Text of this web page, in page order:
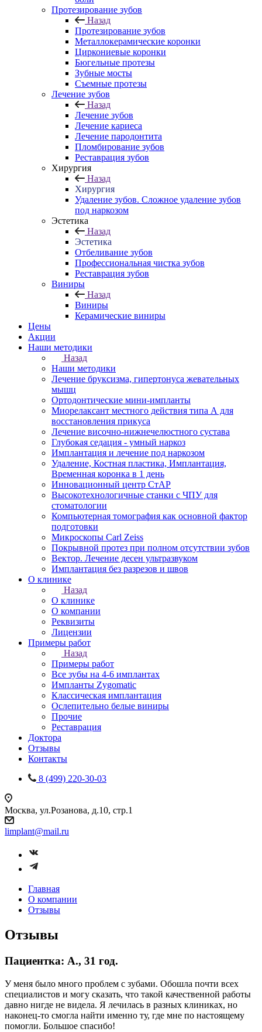
Протезирование зубов
Назад
Протезирование зубов
Металлокерамические коронки
Циркониевые коронки
Бюгельные протезы
Зубные мосты
Съемные протезы
Лечение зубов
Назад
Лечение зубов
Лечение кариеса
Лечение пародонтита
Пломбирование зубов
Реставрация зубов
Хирургия
Назад
Хирургия
Удаление зубов. Сложное удаление зубов
под наркозом
Эстетика
Назад
Эстетика
Отбеливание зубов
Профессиональная чистка зубов
Реставрация зубов
Виниры
Назад
Виниры
Керамические виниры
Цены
Акции
Наши методики
Назад
Наши методики
Лечение бруксизма, гипертонуса жевательных
мышц
Ортодонтические мини-импланты
Миорелаксант местного действия типа А для
восстановления прикуса
Лечение височно-нижнечелюстного сустава
Глубокая седация - умный наркоз
Имплантация и лечение под наркозом
Удаление, Костная пластика, Имплантация,
Временная коронка в 1 день
Инновационный центр СтАР
Высокотехнологичные станки с ЧПУ для
стоматологии
Компьютерная томография как основной фактор
подготовки
Микроскопы Carl Zeiss
Покрывной протез при полном отсутствии зубов
Вектор. Лечение десен ультразвуком
Имплантация без разрезов и швов
О клинике
Назад
О клинике
О компании
Реквизиты
Лицензии
Примеры работ
Назад
Примеры работ
Все зубы на 4-6 имплантах
Импланты Zygomatic
Классическая имплантация
Ослепительно белые виниры
Прочие
Реставрация
Доктора
Отзывы
Контакты
8 (499) 220-30-03
Москва, ул.Розанова, д.10, стр.1
limplant@mail.ru
Главная
О компании
Отзывы
Отзывы
Пациентка: А., 31 год.
У меня было много проблем с зубами. Обошла почти всех
специалистов и могу сказать, что такой качественной работы
давно нигде не видела. Я лечилась в разных клиниках, но
наконец-то смогла найти именно ту, где мне по настоящему
помогли. Большое спасибо!